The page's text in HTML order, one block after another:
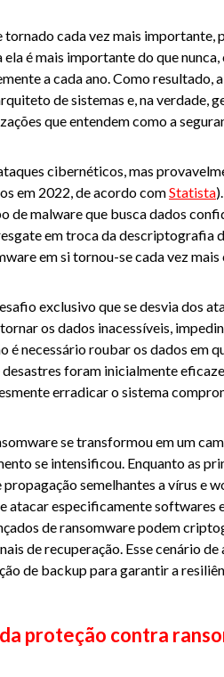
cada vez mais importante,
é mais importante do que
a cada ano. Como resultado,
de sistemas e, na verdade,
que entendem como a
cibernéticos, mas
em 2022, de acordo comStatista
de malware que busca dados
em troca da descriptografia
em si tornou-se cada vez
exclusivo que se desvia dos
os dados inacessíveis,
é necessário roubar os dados em
foram inicialmente
erradicar o sistema
se transformou em um
se intensificou. Enquanto as
semelhantes a vírus e
atacar especificamente softwares
de ransomware podem
de recuperação. Esse cenário
de backup para garantir a
proteção contra